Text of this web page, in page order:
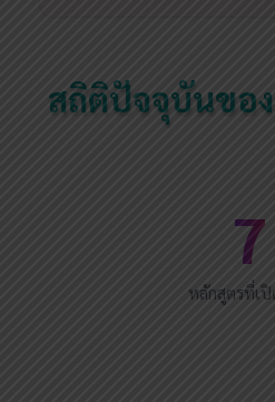
สถิติปัจจุบันขอ
7
หลักสูตรที่เ